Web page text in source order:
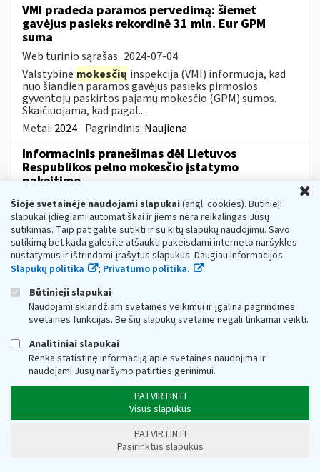
VMI pradeda paramos pervedimą: šiemet
gavėjus pasieks rekordinė 31 mln. Eur GPM
suma
Web turinio sąrašas 2024-07-04
Valstybinė mokesčių inspekcija (VMI) informuoja, kad
nuo šiandien paramos gavėjus pasieks pirmosios
gyventojų paskirtos pajamų mokesčio (GPM) sumos.
Skaičiuojama, kad pagal...
Metai: 2024 Pagrindinis: Naujiena
Informacinis pranešimas dėl Lietuvos
Respublikos pelno mokesčio įstatymo
pakeitimo
Web turinio sąrašas 2024-01-23
Informuojame, kad Lietuvos Respublikos Seimas 2023 m.
gruodžio 21 d. priėmė Lietuvos Respublikos pelno
mokesčio įstatymo Nr. IX-675 58 straipsnio pakeitimo
įstatymą Nr. XIV-2443 bei 2023 gruodžio...
Metai:2024 Mokesčiai:Pelno mokestis
2024 m.
V-179 „Dėl privalomųjų atskaitymų nuo
pardavimo...pajamų deklaracijos FR0463
formosir jos užpildymo taisyklių
patvirtinimo“ pakeitimo
2024-08-14
Informuojame, kad Valstybinėsmokesčių
prie Lietuvos Respublikos finansų ministerijos
Mokesčių žinyno kategorijos:
Šioje svetainėje naudojami slapukai(angl. cookies). Būtinieji
slapukai įdiegiami automatiškai ir jiems nėra reikalingas Jūsų
sutikimas. Taip pat galite sutikti ir su kitų slapukų naudojimu. Savo
sutikimą bet kada galėsite atšaukti pakeisdami interneto naršyklės
nustatymus ir ištrindami įrašytus slapukus. Daugiau informacijos
Slapukų politika
; Privatumo politika.
Būtinieji slapukai
Naudojami sklandžiam svetainės veikimui ir įgalina pagrindines
svetainės funkcijas. Be šių slapukų svetainė negali tinkamai veikti.
Analitiniai slapukai
Renka statistinę informaciją apie svetainės naudojimą ir
naudojami Jūsų naršymo patirties gerinimui.
PATVIRTINTI
Visus slapukus
PATVIRTINTI
Pasirinktus slapukus